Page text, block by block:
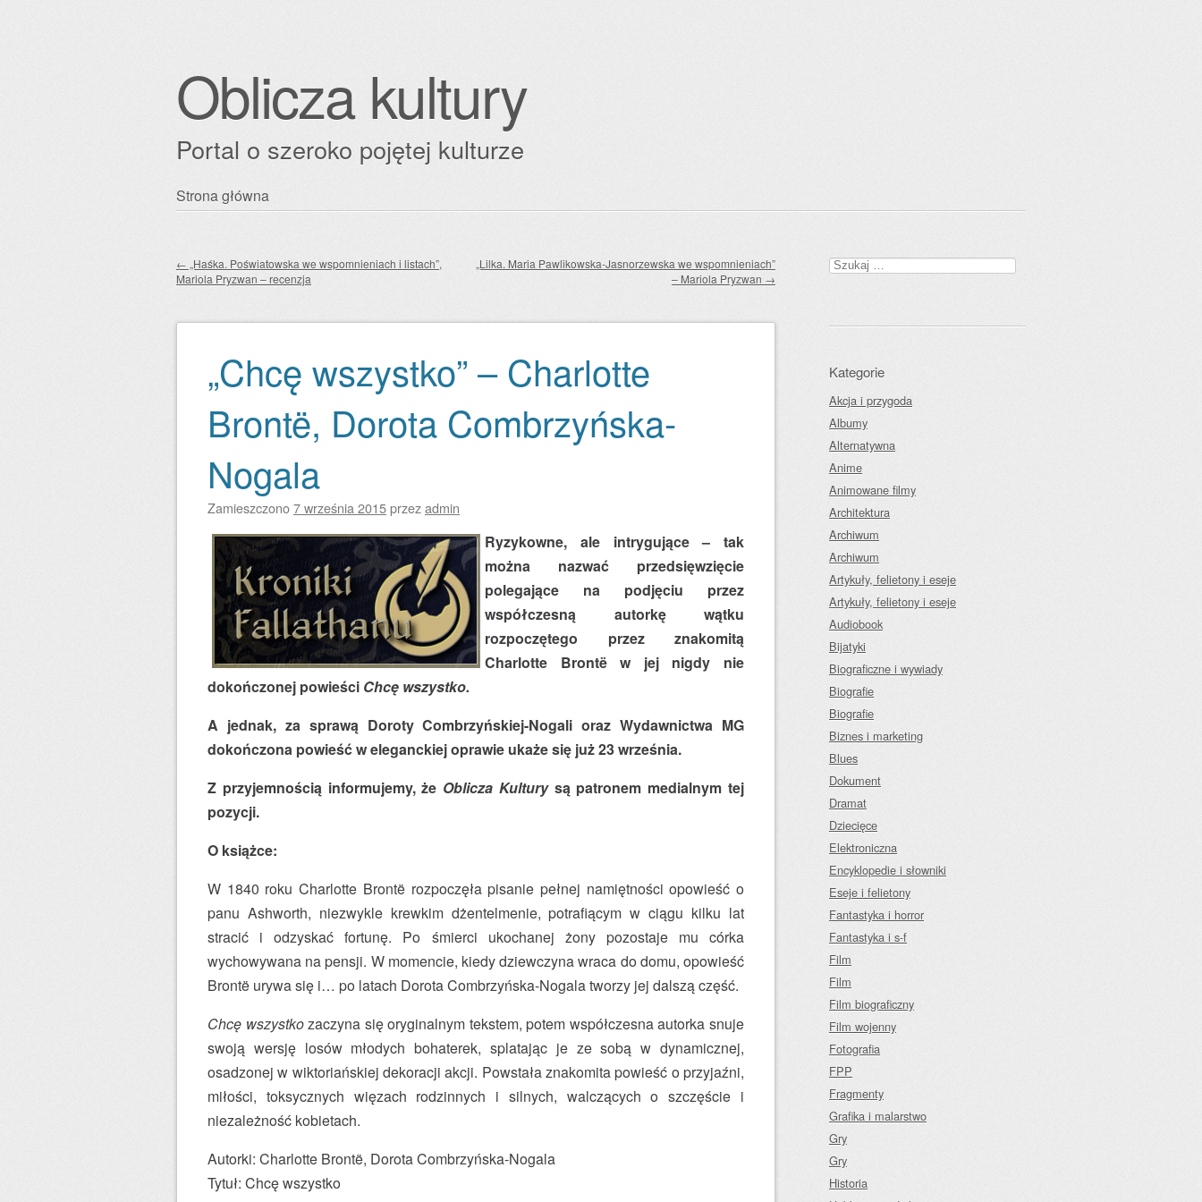
Oblicza kultury
Portal o szeroko pojętej kulturze
Przejdź
Strona główna
← „Haśka. Poświatowska we wspomnieniach i listach”,
Mariola Pryzwan – recenzja
„Lilka. Maria Pawlikowska-Jasnorzewska we wspomnieniach”
– Mariola Pryzwan →
„Chcę wszystko” – Charlotte
Brontë, Dorota Combrzyńska-
Nogala
Zamieszczono7 września 2015przezadmin
Ryzykowne, ale intrygujące – tak
można nazwać przedsięwzięcie
polegające na podjęciu przez
współczesną autorkę wątku
rozpoczętego przez znakomitą
Charlotte Brontë w jej nigdy nie
dokończonej powieści Chcę wszystko.
A jednak, za sprawą Doroty Combrzyńskiej-Nogali oraz Wydawnictwa MG
dokończona powieść w eleganckiej oprawie ukaże się już 23 września.
Z przyjemnością informujemy, że Oblicza Kulturysą patronem medialnym tej
pozycji.
O książce:
W 1840 roku Charlotte Brontë rozpoczęła pisanie pełnej namiętności opowieść o
panu Ashworth, niezwykle krewkim dżentelmenie, potrafiącym w ciągu kilku lat
stracić i odzyskać fortunę. Po śmierci ukochanej żony pozostaje mu córka
wychowywana na pensji. W momencie, kiedy dziewczyna wraca do domu, opowieść
Brontë urywa się i… po latach Dorota Combrzyńska-Nogala tworzy jej dalszą część.
Chcę wszystkozaczyna się oryginalnym tekstem, potem współczesna autorka snuje
swoją wersję losów młodych bohaterek, splatając je ze sobą w dynamicznej,
osadzonej w wiktoriańskiej dekoracji akcji. Powstała znakomita powieść o przyjaźni,
miłości, toksycznych więzach rodzinnych i silnych, walczących o szczęście i
niezależność kobietach.
Autorki: Charlotte Brontë, Dorota Combrzyńska-Nogala
Tytuł: Chcę wszystko
Szukaj:
Kategorie
Akcja i przygoda
Albumy
Alternatywna
Anime
Animowane filmy
Architektura
Archiwum
Archiwum
Artykuły, felietony i eseje
Artykuły, felietony i eseje
Audiobook
Bijatyki
Biograficzne i wywiady
Biografie
Biografie
Biznes i marketing
Blues
Dokument
Dramat
Dziecięce
Elektroniczna
Encyklopedie i słowniki
Eseje i felietony
Fantastyka i horror
Fantastyka i s-f
Film
Film
Film biograficzny
Film wojenny
Fotografia
FPP
Fragmenty
Grafika i malarstwo
Gry
Gry
Historia